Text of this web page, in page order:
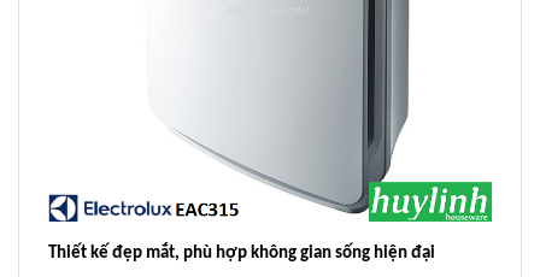
Thiết kế đẹp mắt, phù hợp không gian sống hiện đại